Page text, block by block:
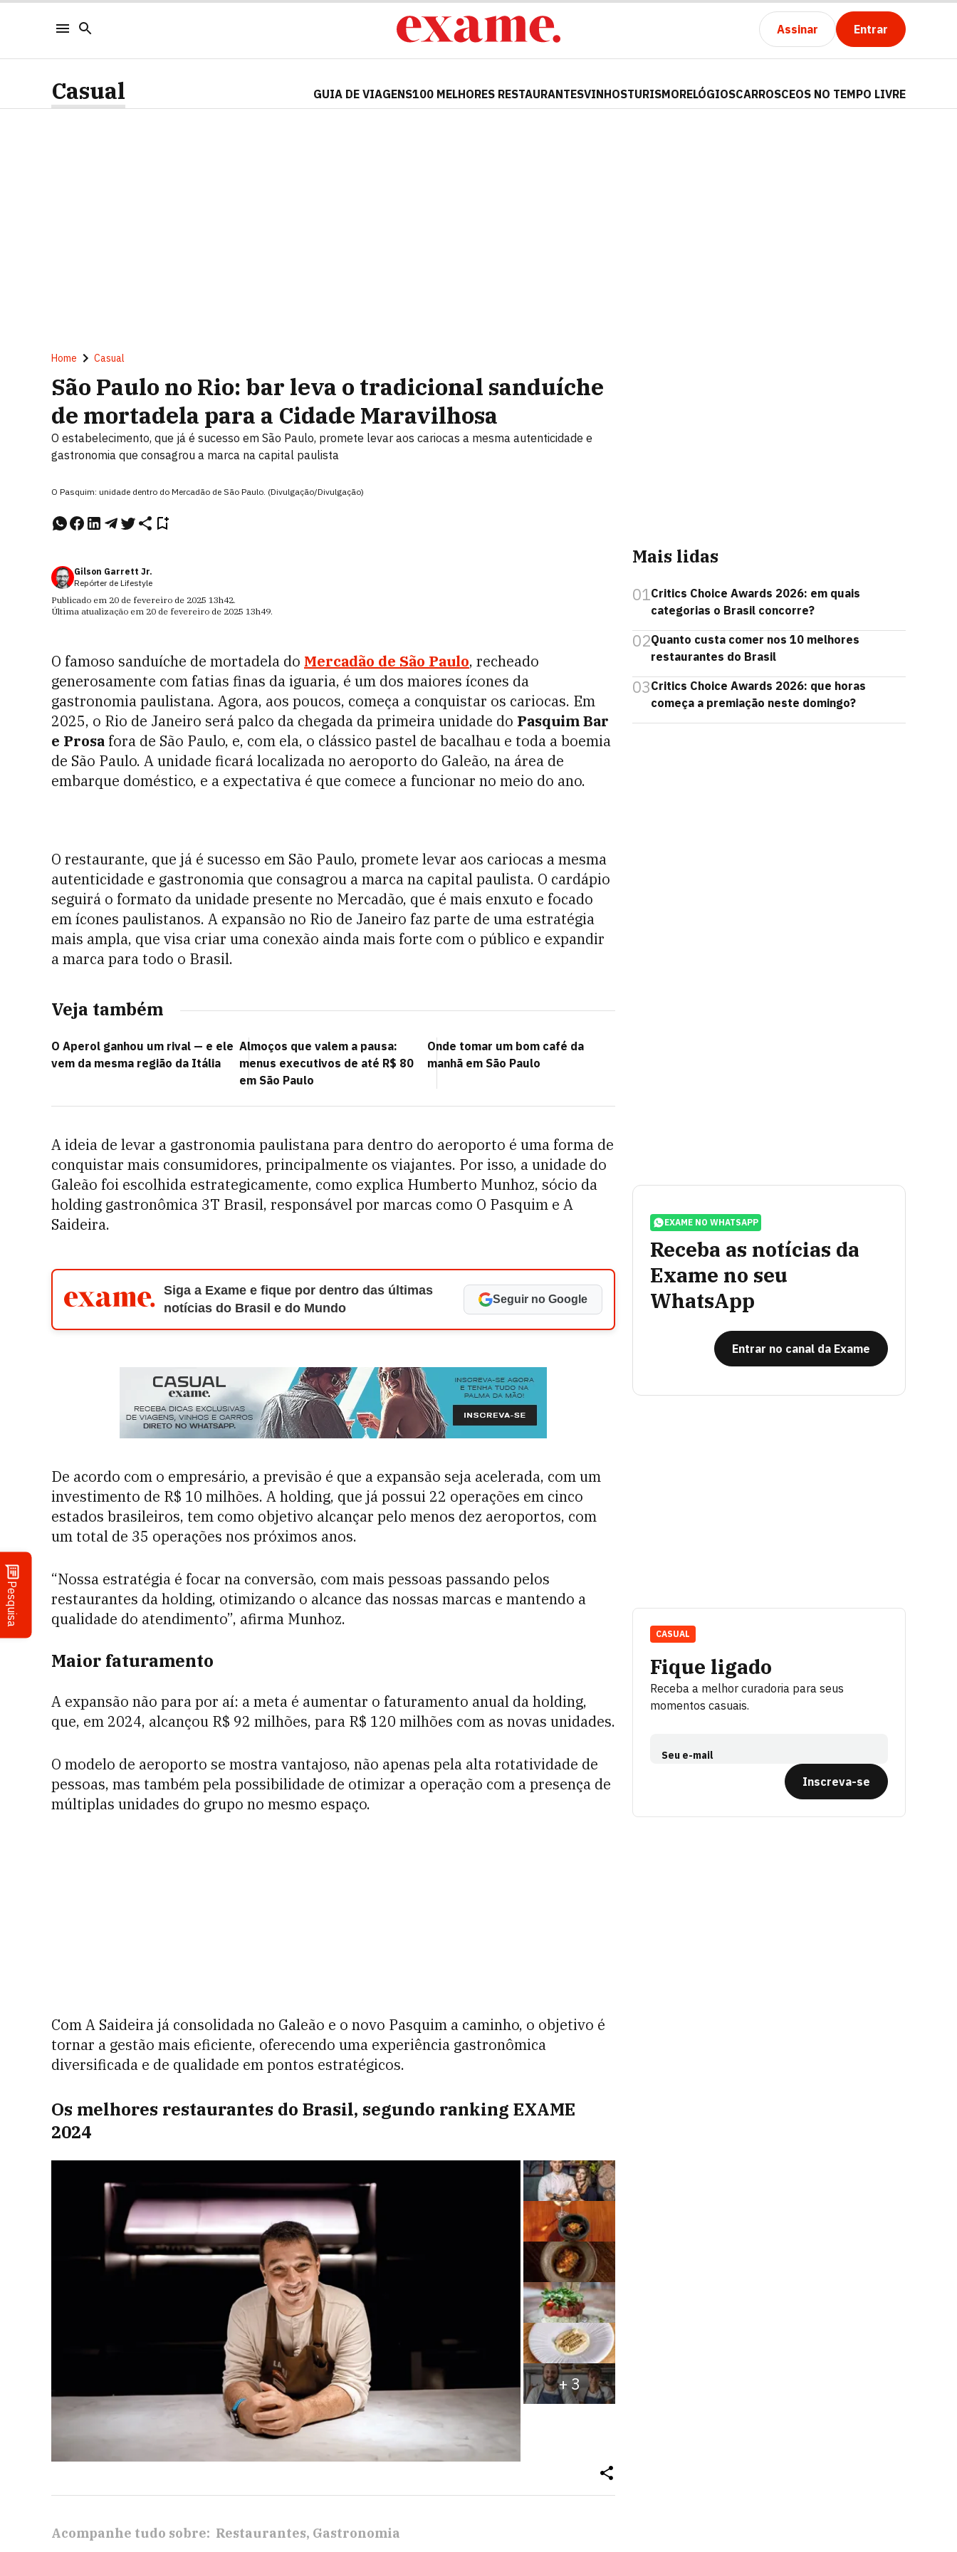
Assinar Entrar
Pesquisa
Casual GUIA DE VIAGENS100 MELHORES RESTAURANTESVINHOSTURISMORELÓGIOSCARROSCEOS NO TEMPO LIVRE
Home Casual
São Paulo no Rio: bar leva o tradicional sanduíche
de mortadela para a Cidade Maravilhosa
O estabelecimento, que já é sucesso em São Paulo, promete levar aos cariocas a mesma autenticidade e
gastronomia que consagrou a marca na capital paulista
O Pasquim: unidade dentro do Mercadão de São Paulo. (Divulgação/Divulgação)
Gilson Garrett Jr.
Repórter de Lifestyle
Publicado em 20 de fevereiro de 2025 13h42.
Última atualização em 20 de fevereiro de 2025 13h49.
O famoso sanduíche de mortadela do Mercadão de São Paulo, recheado
generosamente com fatias finas da iguaria, é um dos maiores ícones da
gastronomia paulistana. Agora, aos poucos, começa a conquistar os cariocas. Em
2025, o Rio de Janeiro será palco da chegada da primeira unidade do Pasquim Bar
e Prosa fora de São Paulo, e, com ela, o clássico pastel de bacalhau e toda a boemia
de São Paulo. A unidade ficará localizada no aeroporto do Galeão, na área de
embarque doméstico, e a expectativa é que comece a funcionar no meio do ano.
O restaurante, que já é sucesso em São Paulo, promete levar aos cariocas a mesma
autenticidade e gastronomia que consagrou a marca na capital paulista. O cardápio
seguirá o formato da unidade presente no Mercadão, que é mais enxuto e focado
em ícones paulistanos. A expansão no Rio de Janeiro faz parte de uma estratégia
mais ampla, que visa criar uma conexão ainda mais forte com o público e expandir
a marca para todo o Brasil.
Veja também
O Aperol ganhou um rival — e ele
vem da mesma região da Itália
Almoços que valem a pausa:
menus executivos de até R$ 80
em São Paulo
Onde tomar um bom café da
manhã em São Paulo
A ideia de levar a gastronomia paulistana para dentro do aeroporto é uma forma de
conquistar mais consumidores, principalmente os viajantes. Por isso, a unidade do
Galeão foi escolhida estrategicamente, como explica Humberto Munhoz, sócio da
holding gastronômica 3T Brasil, responsável por marcas como O Pasquim e A
Saideira.
Siga a Exame e fique por dentro das últimas
notícias do Brasil e do Mundo
Seguir no Google
De acordo com o empresário, a previsão é que a expansão seja acelerada, com um
investimento de R$ 10 milhões. A holding, que já possui 22 operações em cinco
estados brasileiros, tem como objetivo alcançar pelo menos dez aeroportos, com
um total de 35 operações nos próximos anos.
“Nossa estratégia é focar na conversão, com mais pessoas passando pelos
restaurantes da holding, otimizando o alcance das nossas marcas e mantendo a
qualidade do atendimento”, afirma Munhoz.
Maior faturamento
A expansão não para por aí: a meta é aumentar o faturamento anual da holding,
que, em 2024, alcançou R$ 92 milhões, para R$ 120 milhões com as novas unidades.
O modelo de aeroporto se mostra vantajoso, não apenas pela alta rotatividade de
pessoas, mas também pela possibilidade de otimizar a operação com a presença de
múltiplas unidades do grupo no mesmo espaço.
Com A Saideira já consolidada no Galeão e o novo Pasquim a caminho, o objetivo é
tornar a gestão mais eficiente, oferecendo uma experiência gastronômica
diversificada e de qualidade em pontos estratégicos.
Os melhores restaurantes do Brasil, segundo ranking EXAME
2024
+ 3
Acompanhe tudo sobre: Restaurantes Gastronomia
Mais lidas
01Critics Choice Awards 2026: em quais
categorias o Brasil concorre?
02Quanto custa comer nos 10 melhores
restaurantes do Brasil
03Critics Choice Awards 2026: que horas
começa a premiação neste domingo?
EXAME NO WHATSAPP
Receba as notícias da
Exame no seu
WhatsApp
Entrar no canal da Exame
Fique ligado
Receba a melhor curadoria para seus
momentos casuais.
Seu e-mail
Inscreva-se
CASUAL